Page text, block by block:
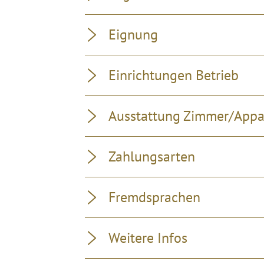
Eignung
Einrichtungen Betrieb
Ausstattung Zimmer/
Zahlungsarten
Fremdsprachen
Weitere Infos